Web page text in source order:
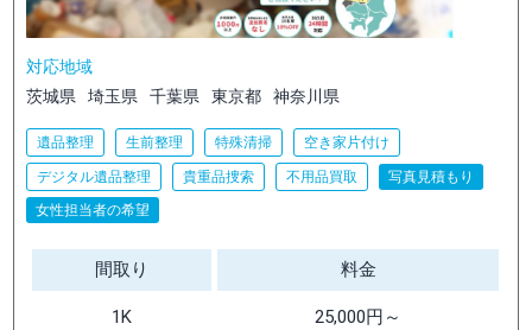
対応地域
茨城県
埼玉県 千葉県 東京都 神奈川県
遺品整理 生前整理 特殊清掃 空き家片付け
デジタル遺品整理 貴重品捜索 不用品買取
写真見積もり
女性担当者の希望
間取り 料金
1K 25,000円～